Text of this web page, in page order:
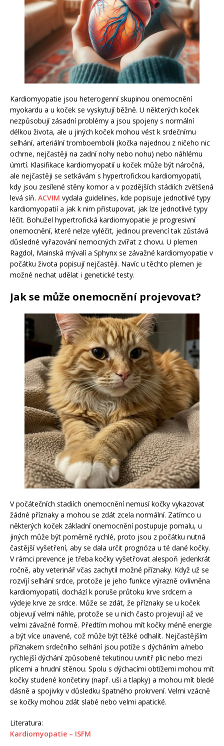
Kardiomyopatie jsou heterogenní skupinou onemocnění
myokardu a u koček se vyskytují běžně. U některých koček
nezpůsobují zásadní problémy a jsou spojeny s normální
délkou života, ale u jiných koček mohou vést k srdečnímu
selhání, arteriální tromboembolii (kočka najednou z ničeho nic
ochrne, nejčastěji na zadní nohy nebo nohu) nebo náhlému
úmrtí. Klasifikace kardiomyopatií u koček může být náročná,
ale nejčastěji se setkávám s hypertrofickou kardiomyopatií,
kdy jsou zesílené stěny komor a v pozdějších stádiích zvětšená
levá síň. ACVIM vydala guidelines, kde popisuje jednotlivé typy
kardiomyopatií a jak k nim přistupovat, jak lze jednotlivé typy
léčit. Bohužel hypertrofická kardiomyopatie je progresivní
onemocnění, které nelze vyléčit, jedinou prevencí tak zůstává
důsledné vyřazování nemocných zvířat z chovu. U plemen
Ragdol, Mainská mývalí a Sphynx se závažné kardiomyopatie v
počátku života popisují nejčastěji. Navíc u těchto plemen je
možné nechat udělat i genetické testy.
Jak se může onemocnění projevovat?
V počátečních stadiích onemocnění nemusí kočky vykazovat
žádné příznaky a mohou se zdát zcela normální. Zatímco u
některých koček základní onemocnění postupuje pomalu, u
jiných může být poměrně rychlé, proto jsou z počátku nutná
častější vyšetření, aby se dala určit prognóza u té dané kočky.
V rámci prevence je třeba kočky vyšetřovat alespoň jedenkrát
ročně, aby veterinář včas zachytil možné příznaky. Když už se
rozvíjí selhání srdce, protože je jeho funkce výrazně ovlivněna
kardiomyopatií, dochází k poruše průtoku krve srdcem a
výdeje krve ze srdce. Může se zdát, že příznaky se u koček
objevují velmi náhle, protože se u nich často projevují až ve
velmi závažné formě. Předtím mohou mít kočky méně energie
a být více unavené, což může být těžké odhalit. Nejčastějším
příznakem srdečního selhání jsou potíže s dýcháním a/nebo
rychlejší dýchání způsobené tekutinou uvnitř plic nebo mezi
plícemi a hrudní stěnou. Spolu s dýchacími obtížemi mohou mít
kočky studené končetiny (např. uši a tlapky) a mohou mít bledé
dásně a spojivky v důsledku špatného prokrvení. Velmi vzácně
se kočky mohou zdát slabé nebo velmi apatické.
Literatura:
Kardiomyopatie – ISFM